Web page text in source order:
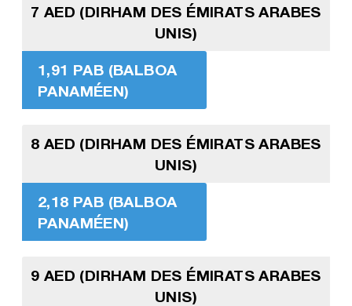
7 AED (DIRHAM DES ÉMIRATS ARABES
UNIS)
1,91 PAB (BALBOA
PANAMÉEN)
8 AED (DIRHAM DES ÉMIRATS ARABES
UNIS)
2,18 PAB (BALBOA
PANAMÉEN)
9 AED (DIRHAM DES ÉMIRATS ARABES
UNIS)